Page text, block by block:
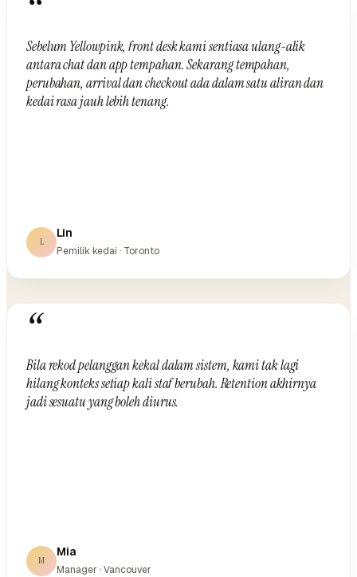
“
Sebelum Yellowpink, front desk kami sentiasa ulang-alik
antara chat dan app tempahan. Sekarang tempahan,
perubahan, arrival dan checkout ada dalam satu aliran dan
kedai rasa jauh lebih tenang.
L
Lin
Pemilik kedai · Toronto
“
Bila rekod pelanggan kekal dalam sistem, kami tak lagi
hilang konteks setiap kali staf berubah. Retention akhirnya
jadi sesuatu yang boleh diurus.
M
Mia
Manager · Vancouver